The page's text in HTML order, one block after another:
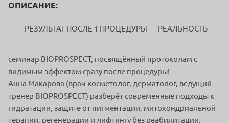
ОПИСАНИЕ:
РЕЗУЛЬТАТ ПОСЛЕ 1 ПРОЦЕДУРЫ — РЕАЛЬНОСТЬ-
семинар BIOPROSPECT, посвящённый протоколам с
видимым эффектом сразу после процедуры!
Анна Макарова (врач-косметолог, дерматолог, ведущий
тренер BIOPROSPECT) разберёт современные подходы к
гидратации, защите от пигментации, митохондриальной
терапии, регенерации и лифтингу без реабилитации.